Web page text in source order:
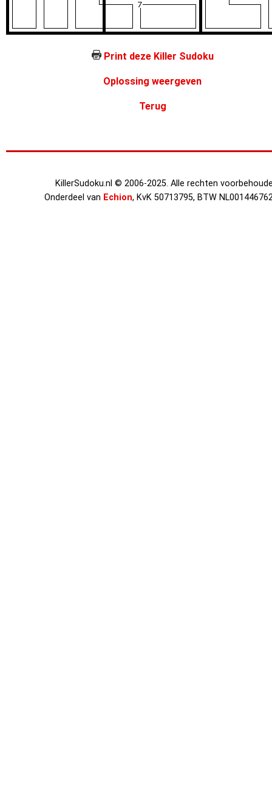
Print deze Killer Sudoku
Oplossing weergeven
Terug
KillerSudoku.nl © 2006-2025. Alle rechten
Onderdeel van Echion, KvK 50713795, BTW